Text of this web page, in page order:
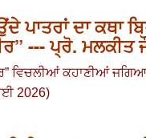
ਪਾਤਰਾਂ ਦਾ ਕਥਾ
--- ਪ੍ਰੋ. ਮਲਕੀਤ
ਵਿਚਲੀਆਂ ਕਹਾਣੀਆਂ
2026)